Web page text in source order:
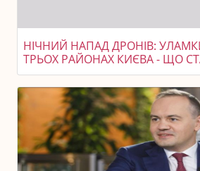
НІЧНИЙ НАПАД ДРОНІВ:
ТРЬОХ РАЙОНАХ КИЄВА - ЩО